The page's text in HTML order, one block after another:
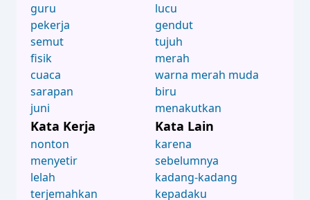
guru
pekerja
semut
fisik
cuaca
sarapan
juni
lucu
gendut
tujuh
merah
warna merah muda
biru
menakutkan
Kata Kerja
nonton
menyetir
lelah
terjemahkan
Kata Lain
karena
sebelumnya
kadang-kadang
kepadaku